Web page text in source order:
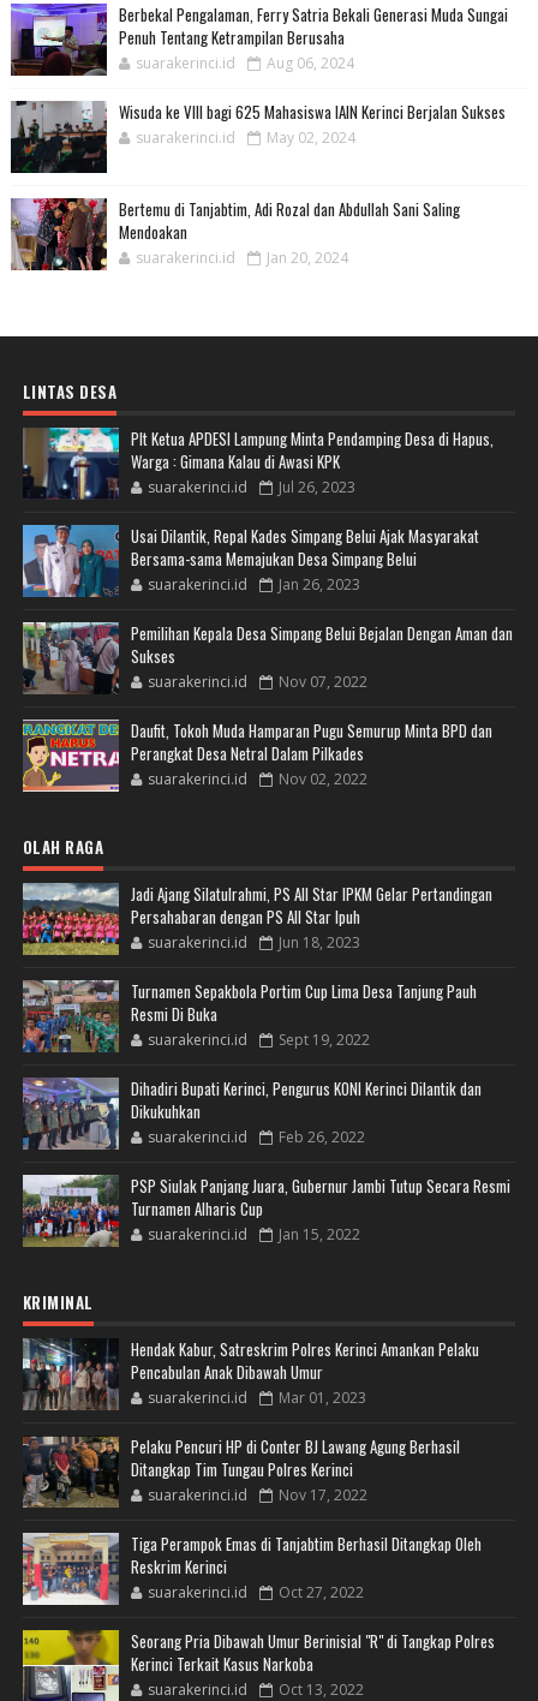
Berbekal Pengalaman, Ferry Satria Bekali Generasi Muda Sungai
Penuh Tentang Ketrampilan Berusaha
suarakerinci.id Aug 06, 2024
Wisuda ke VIII bagi 625 Mahasiswa IAIN Kerinci Berjalan Sukses
suarakerinci.id May 02, 2024
Bertemu di Tanjabtim, Adi Rozal dan Abdullah Sani Saling
Mendoakan
suarakerinci.id Jan 20, 2024
LINTAS DESA
Plt Ketua APDESI Lampung Minta Pendamping Desa di Hapus,
Warga : Gimana Kalau di Awasi KPK
suarakerinci.id Jul 26, 2023
Usai Dilantik, Repal Kades Simpang Belui Ajak Masyarakat
Bersama-sama Memajukan Desa Simpang Belui
suarakerinci.id Jan 26, 2023
Pemilihan Kepala Desa Simpang Belui Bejalan Dengan Aman dan
Sukses
suarakerinci.id Nov 07, 2022
Daufit, Tokoh Muda Hamparan Pugu Semurup Minta BPD dan
Perangkat Desa Netral Dalam Pilkades
suarakerinci.id Nov 02, 2022
OLAH RAGA
Jadi Ajang Silatulrahmi, PS All Star IPKM Gelar Pertandingan
Persahabaran dengan PS All Star Ipuh
suarakerinci.id Jun 18, 2023
Turnamen Sepakbola Portim Cup Lima Desa Tanjung Pauh
Resmi Di Buka
suarakerinci.id Sept 19, 2022
Dihadiri Bupati Kerinci, Pengurus KONI Kerinci Dilantik dan
Dikukuhkan
suarakerinci.id Feb 26, 2022
PSP Siulak Panjang Juara, Gubernur Jambi Tutup Secara Resmi
Turnamen Alharis Cup
suarakerinci.id Jan 15, 2022
KRIMINAL
Hendak Kabur, Satreskrim Polres Kerinci Amankan Pelaku
Pencabulan Anak Dibawah Umur
suarakerinci.id Mar 01, 2023
Pelaku Pencuri HP di Conter BJ Lawang Agung Berhasil
Ditangkap Tim Tungau Polres Kerinci
suarakerinci.id Nov 17, 2022
Tiga Perampok Emas di Tanjabtim Berhasil Ditangkap Oleh
Reskrim Kerinci
suarakerinci.id Oct 27, 2022
Seorang Pria Dibawah Umur Berinisial "R" di Tangkap Polres
Kerinci Terkait Kasus Narkoba
suarakerinci.id Oct 13, 2022